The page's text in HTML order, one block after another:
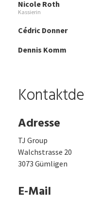
Nicole Roth
Kassierin
Cédric Donner
Dennis Komm
Adresse
TJ Group
Walchstrasse 20
3073 Gümligen
E-Mail